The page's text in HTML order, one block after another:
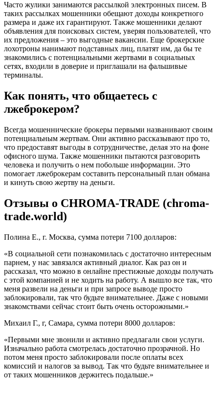
Часто жулики занимаются рассылкой электронных писем. В
таких рассылках мошенники обещают доходы конкретного
размера и даже их гарантируют. Также мошенники делают
объявления для поисковых систем, уверяя пользователей, что
их предложения – это выгодные вакансии. Еще брокерские
лохотроны нанимают подставных лиц, платят им, да бы те
знакомились с потенциальными жертвами в социальных
сетях, входили в доверие и приглашали на фальшивые
терминалы.
Как понять, что общаетесь с
лжеброкером?
Всегда мошеннические брокеры первыми названивают своим
потенциальным жертвам. Они активно рассказывают про то,
что предоставят выгоды в сотрудничестве, делая это на фоне
офисного шума. Также мошенники пытаются разговорить
человека и получить о нем побольше информации. Это
помогает лжеброкерам составить персональный план обмана
и кинуть свою жертву на деньги.
Отзывы о CHROMA-TRADE (chroma-
trade.world)
Полина Е., г. Москва, сумма потери 7100 долларов:
«В социальной сети познакомилась с достаточно интересным
парнем, у нас завязался активный диалог. Как раз он и
рассказал, что можно в онлайне престижные доходы получать
с этой компанией и не ходить на работу. А вышло все так, что
меня развели на деньги и при запросе выводе просто
заблокировали, так что будьте внимательнее. Даже с новыми
знакомствами сейчас стоит быть очень осторожными.»
Михаил Г., г, Самара, сумма потери 8000 долларов:
«Первыми мне звонили и активно предлагали свои услуги.
Изначально работа смотрелась достаточно прозрачной. Но
потом меня просто заблокировали после оплаты всех
комиссий и налогов за вывод. Так что будьте внимательнее и
от таких мошенников держитесь подальше.»